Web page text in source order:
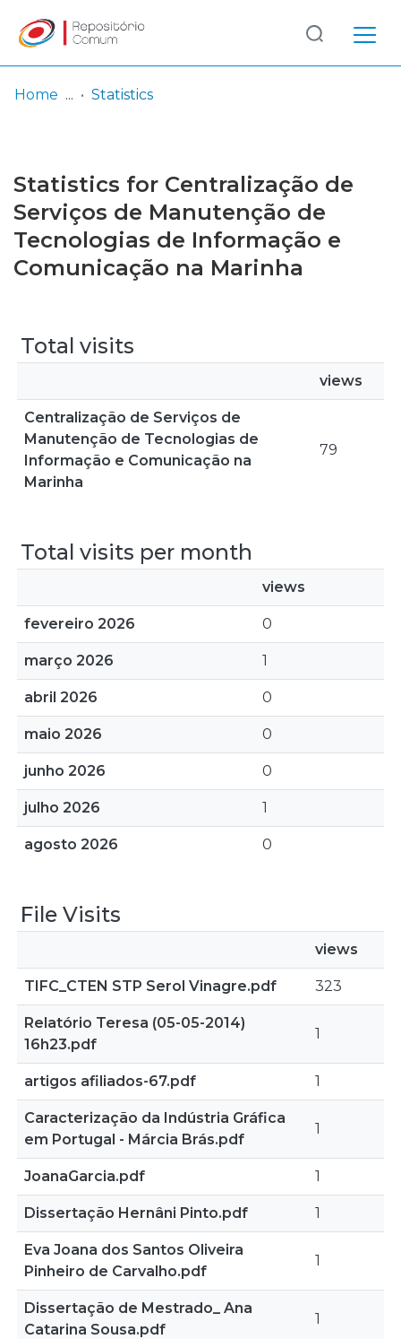
Browse repository
Entities
Log
In
(current)
Home Statistics
Statistics for Centralização de
Serviços de Manutenção de
Tecnologias de Informação e
Comunicação na Marinha
Total visits
views
Centralização de Serviços de
Manutenção de Tecnologias de
Informação e Comunicação na
Marinha
79
Total visits per month
views
fevereiro 2026 0
março 2026 1
abril 2026 0
maio 2026 0
junho 2026 0
julho 2026 1
agosto 2026 0
File Visits
views
TIFC_CTEN STP Serol Vinagre.pdf 323
Relatório Teresa (05-05-2014)
16h23.pdf
1
artigos afiliados-67.pdf 1
Caracterização da Indústria Gráfica
em Portugal - Márcia Brás.pdf
1
JoanaGarcia.pdf 1
Dissertação Hernâni Pinto.pdf 1
Eva Joana dos Santos Oliveira
Pinheiro de Carvalho.pdf
1
Dissertação de Mestrado_ Ana
Catarina Sousa.pdf
1